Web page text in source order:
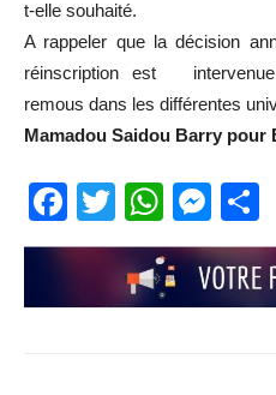
t-elle souhaité.
A rappeler que la décision
réinscription est
remous dans les différentes
Mamadou Saidou Barry pour
Facebook
Twitter